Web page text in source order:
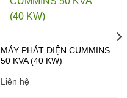
MÁY PHÁT ĐIỆN CUMMINS
50 KVA (40 KW)
Liên hệ